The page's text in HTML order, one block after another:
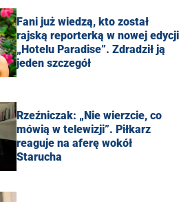
Fani już wiedzą, kto został
rajską reporterką w nowej edycji
„Hotelu Paradise”. Zdradził ją
jeden szczegół
Rzeźniczak: „Nie wierzcie, co
mówią w telewizji”. Piłkarz
reaguje na aferę wokół
Starucha